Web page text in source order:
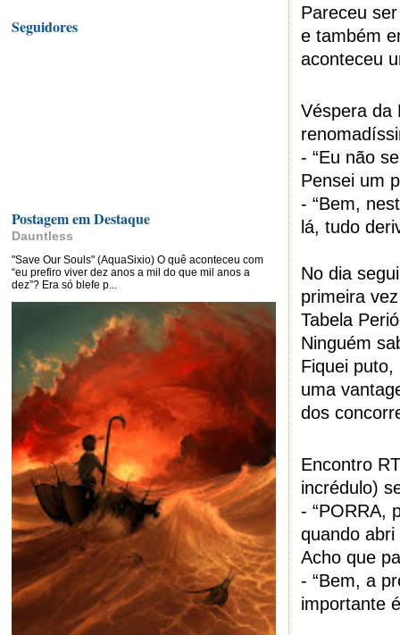
Pareceu
e também
aconteceu
Véspera da
- “Eu não
Pensei um
- “Bem,
lá, tudo
No dia
primeira
Tabela
Ninguém
Fiquei
uma
dos
Encontro
incrédulo)
- “PORRA,
quando abri
Acho que
- “Bem, a
importante
Seguidores
Postagem em Destaque
Dauntless
"Save Our Souls" (AquaSixio) O quê aconteceu com
“eu prefiro viver dez anos a mil do que mil anos a
dez”? Era só blefe p...